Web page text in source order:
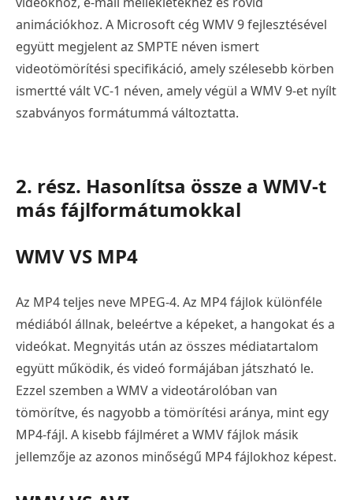
animációkhoz. A Microsoft cég WMV 9 fejlesztésével
együtt megjelent az SMPTE néven ismert
videotömörítési specifikáció, amely szélesebb körben
ismertté vált VC-1 néven, amely végül a WMV 9-et nyílt
szabványos formátummá változtatta.
2. rész. Hasonlítsa össze a WMV-t
más fájlformátumokkal
WMV VS MP4
Az MP4 teljes neve MPEG-4. Az MP4 fájlok különféle
médiából állnak, beleértve a képeket, a hangokat és a
videókat. Megnyitás után az összes médiatartalom
együtt működik, és videó formájában játszható le.
Ezzel szemben a WMV a videotárolóban van
tömörítve, és nagyobb a tömörítési aránya, mint egy
MP4-fájl. A kisebb fájlméret a WMV fájlok másik
jellemzője az azonos minőségű MP4 fájlokhoz képest.